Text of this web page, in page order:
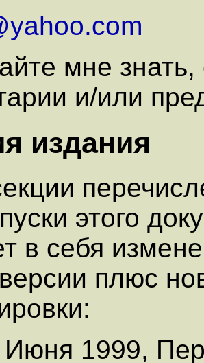
мне знать,
и/или
издания
этого
в себя
плюс
1999,